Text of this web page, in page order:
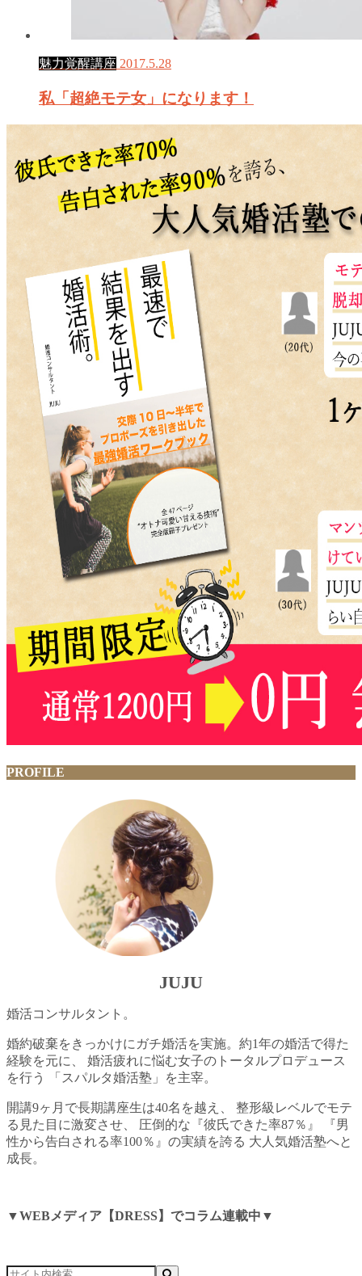
魅力覚醒講座 2017.5.28
私「超絶モテ女」になります！
PROFILE
JUJU
婚活コンサルタント。
婚約破棄をきっかけにガチ婚活を実施。約1年の婚活で得た
経験を元に、 婚活疲れに悩む女子のトータルプロデュース
を行う 「スパルタ婚活塾」を主宰。
開講9ヶ月で長期講座生は40名を越え、 整形級レベルでモテ
る見た目に激変させ、 圧倒的な『彼氏できた率87％』 『男
性から告白される率100％』の実績を誇る 大人気婚活塾へと
成長。
▼WEBメディア【DRESS】でコラム連載中▼